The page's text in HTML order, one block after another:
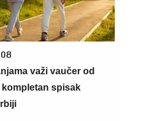
važi vaučer od
kompletan spisak